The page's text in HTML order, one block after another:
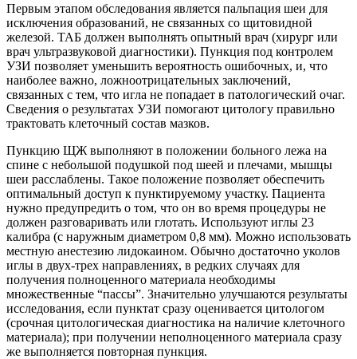
Первым этапом обследования является пальпация шеи для
исключения образований, не связанных со щитовидной
железой. ТАБ должен выполнять опытный врач (хирург или
врач ультразвуковой диагностики). Пункция под контролем
УЗИ позволяет уменьшить вероятность ошибочных, и, что
наиболее важно, ложноотрицательных заключений,
связанных с тем, что игла не попадает в патологический очаг.
Сведения о результатах УЗИ помогают цитологу правильно
трактовать клеточный состав мазков.
Пункцию ЩЖ выполняют в положении больного лежа на
спине с небольшой подушкой под шеей и плечами, мышцы
шеи расслаблены. Такое положение позволяет обеспечить
оптимальный доступ к пунктируемому участку. Пациента
нужно предупредить о том, что он во время процедуры не
должен разговаривать или глотать. Используют иглы 23
калибра (с наружным диаметром 0,8 мм). Можно использовать
местную анестезию лидокаином. Обычно достаточно уколов
иглы в двух-трех направлениях, в редких случаях для
получения полноценного материала необходимы
множественные “пассы”. Значительно улучшаются результаты
исследования, если пунктат сразу оценивается цитологом
(срочная цитологическая диагностика на наличие клеточного
материала); при получении неполноценного материала сразу
же выполняется повторная пункция.